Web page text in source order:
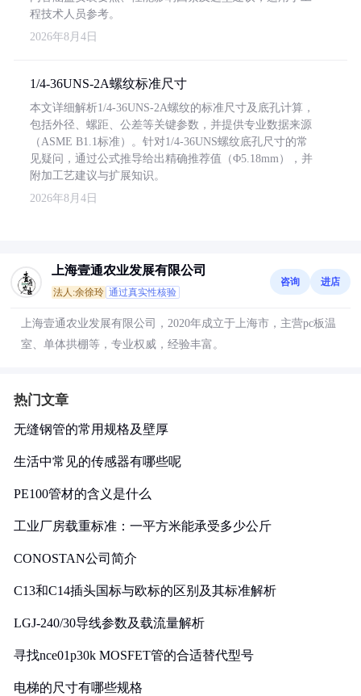
程技术人员参考。
2026年8月4日
1/4-36UNS-2A螺纹标准尺寸
本文详细解析1/4-36UNS-2A螺纹的标准尺寸及底孔计算，
包括外径、螺距、公差等关键参数，并提供专业数据来源
（ASME B1.1标准）。针对1/4-36UNS螺纹底孔尺寸的常
见疑问，通过公式推导给出精确推荐值（Φ5.18mm），并
附加工艺建议与扩展知识。
2026年8月4日
上海壹通农业发展有限公司
法人:余徐玲 通过真实性核验
咨询 进店
上海壹通农业发展有限公司，2020年成立于上海市，主营pc板温
室、单体拱棚等，专业权威，经验丰富。
热门文章
无缝钢管的常用规格及壁厚
生活中常见的传感器有哪些呢
PE100管材的含义是什么
工业厂房载重标准：一平方米能承受多少公斤
CONOSTAN公司简介
C13和C14插头国标与欧标的区别及其标准解析
LGJ-240/30导线参数及载流量解析
寻找nce01p30k MOSFET管的合适替代型号
电梯的尺寸有哪些规格